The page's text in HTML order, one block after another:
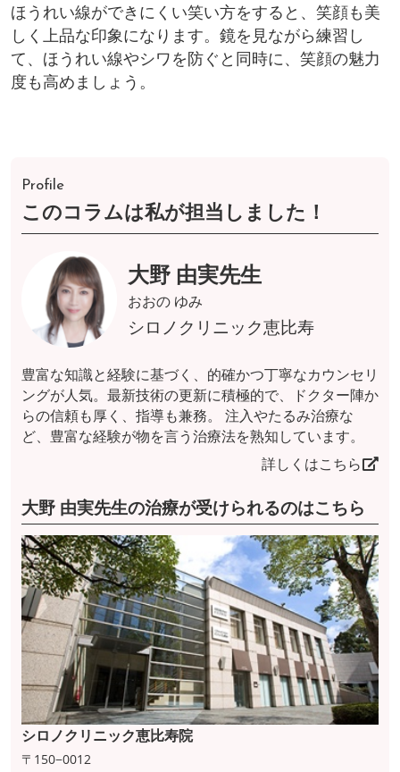
ほうれい線ができにくい笑い方をすると、笑顔も美
しく上品な印象になります。鏡を見ながら練習し
て、ほうれい線やシワを防ぐと同時に、笑顔の魅力
度も高めましょう。
Profile
このコラムは私が担当しました！
大野 由実先生
おおの ゆみ
シロノクリニック恵比寿
豊富な知識と経験に基づく、的確かつ丁寧なカウンセリ
ングが人気。最新技術の更新に積極的で、ドクター陣か
らの信頼も厚く、指導も兼務。 注入やたるみ治療な
ど、豊富な経験が物を言う治療法を熟知しています。
詳しくはこちら
大野 由実先生の治療が受けられるのはこちら
シロノクリニック恵比寿院
〒150−0012